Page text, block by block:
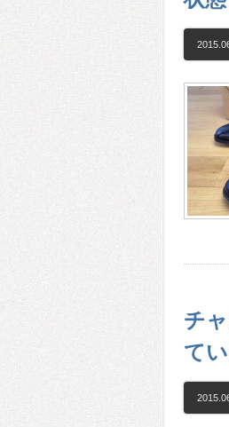
チ
てい